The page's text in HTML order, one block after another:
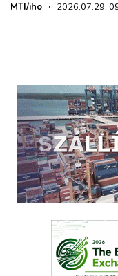
MTI/iho · 2026.07.29.